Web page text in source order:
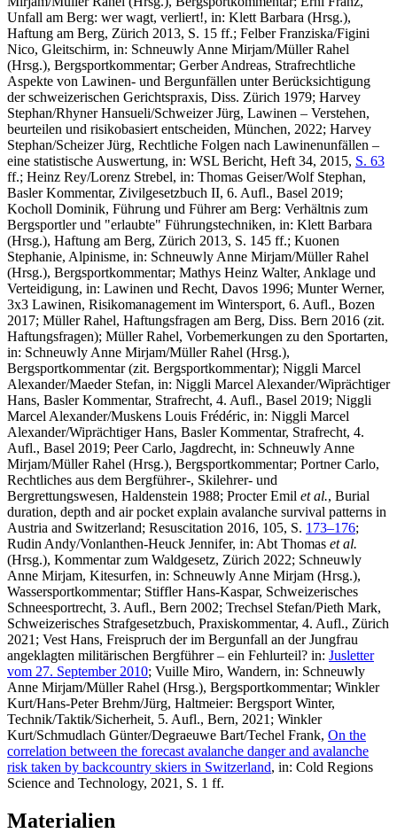
Unfall am Berg: wer wagt, verliert!, in: Klett Barbara (Hrsg.),
Haftung am Berg, Zürich 2013, S. 15 ff.; Felber Franziska/Figini
Nico, Gleitschirm, in: Schneuwly Anne Mirjam/Müller Rahel
(Hrsg.), Bergsportkommentar; Gerber Andreas, Strafrechtliche
Aspekte von Lawinen- und Bergunfällen unter Berücksichtigung
der schweizerischen Gerichtspraxis, Diss. Zürich 1979; Harvey
Stephan/Rhyner Hansueli/Schweizer Jürg, Lawinen – Verstehen,
beurteilen und risikobasiert entscheiden, München, 2022; Harvey
Stephan/Scheizer Jürg, Rechtliche Folgen nach Lawinenunfällen –
eine statistische Auswertung, in: WSL Bericht, Heft 34, 2015, S. 63
ff.; Heinz Rey/Lorenz Strebel, in: Thomas Geiser/Wolf Stephan,
Basler Kommentar, Zivilgesetzbuch II, 6. Aufl., Basel 2019;
Kocholl Dominik, Führung und Führer am Berg: Verhältnis zum
Bergsportler und "erlaubte" Führungstechniken, in: Klett Barbara
(Hrsg.), Haftung am Berg, Zürich 2013, S. 145 ff.; Kuonen
Stephanie, Alpinisme, in: Schneuwly Anne Mirjam/Müller Rahel
(Hrsg.), Bergsportkommentar; Mathys Heinz Walter, Anklage und
Verteidigung, in: Lawinen und Recht, Davos 1996; Munter Werner,
3x3 Lawinen, Risikomanagement im Wintersport, 6. Aufl., Bozen
2017; Müller Rahel, Haftungsfragen am Berg, Diss. Bern 2016 (zit.
Haftungsfragen); Müller Rahel, Vorbemerkungen zu den Sportarten,
in: Schneuwly Anne Mirjam/Müller Rahel (Hrsg.),
Bergsportkommentar (zit. Bergsportkommentar); Niggli Marcel
Alexander/Maeder Stefan, in: Niggli Marcel Alexander/Wiprächtiger
Hans, Basler Kommentar, Strafrecht, 4. Aufl., Basel 2019; Niggli
Marcel Alexander/Muskens Louis Frédéric, in: Niggli Marcel
Alexander/Wiprächtiger Hans, Basler Kommentar, Strafrecht, 4.
Aufl., Basel 2019; Peer Carlo, Jagdrecht, in: Schneuwly Anne
Mirjam/Müller Rahel (Hrsg.), Bergsportkommentar; Portner Carlo,
Rechtliches aus dem Bergführer-, Skilehrer- und
Bergrettungswesen, Haldenstein 1988; Procter Emil et al., Burial
duration, depth and air pocket explain avalanche survival patterns in
Austria and Switzerland; Resuscitation 2016, 105, S. 173–176;
Rudin Andy/Vonlanthen-Heuck Jennifer, in: Abt Thomas et al.
(Hrsg.), Kommentar zum Waldgesetz, Zürich 2022; Schneuwly
Anne Mirjam, Kitesurfen, in: Schneuwly Anne Mirjam (Hrsg.),
Wassersportkommentar; Stiffler Hans-Kaspar, Schweizerisches
Schneesportrecht, 3. Aufl., Bern 2002; Trechsel Stefan/Pieth Mark,
Schweizerisches Strafgesetzbuch, Praxiskommentar, 4. Aufl., Zürich
2021; Vest Hans, Freispruch der im Bergunfall an der Jungfrau
angeklagten militärischen Bergführer – ein Fehlurteil? in: Jusletter
vom 27. September 2010; Vuille Miro, Wandern, in: Schneuwly
Anne Mirjam/Müller Rahel (Hrsg.), Bergsportkommentar; Winkler
Kurt/Hans-Peter Brehm/Jürg, Haltmeier: Bergsport Winter,
Technik/Taktik/Sicherheit, 5. Aufl., Bern, 2021; Winkler
Kurt/Schmudlach Günter/Degraeuwe Bart/Techel Frank, On the
correlation between the forecast avalanche danger and avalanche
risk taken by backcountry skiers in Switzerland, in: Cold Regions
Science and Technology, 2021, S. 1 ff.
Materialien